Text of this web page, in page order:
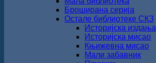
Броширана серија
Остале библиотеке СКЗ
Историјска издања
Историјска мисао
Књижевна мисао
Мали забавник